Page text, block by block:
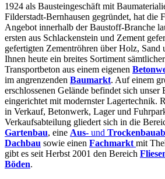
1924 als Bausteingeschäft mit
Filderstadt-Bernhausen gegründet, hat
Angebot innerhalb der Baustoff-Branche
ersten aus Schlackenstein und Zement
gefertigten Zementröhren über Holz,
Ihnen heute ein breites Sortiment
Transportbeton aus einem eigenen
im angrenzenden Baumarkt. Auf einem
erschlossenen Gelände befindet sich unser
eingerichtet mit modernster Lagertechnik.
in Verkauf, Betonwerk, Lager und
Verkaufsabteilung gliedert sich in die
Gartenbau, eine Aus- und
Dachbau sowie einen Fachmarkt mit
gibt es seit Herbst 2001 den Bereich
Böden.